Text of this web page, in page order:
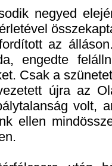
negyed elején
az
engedte
Csak a
újra az
volt,
ellen